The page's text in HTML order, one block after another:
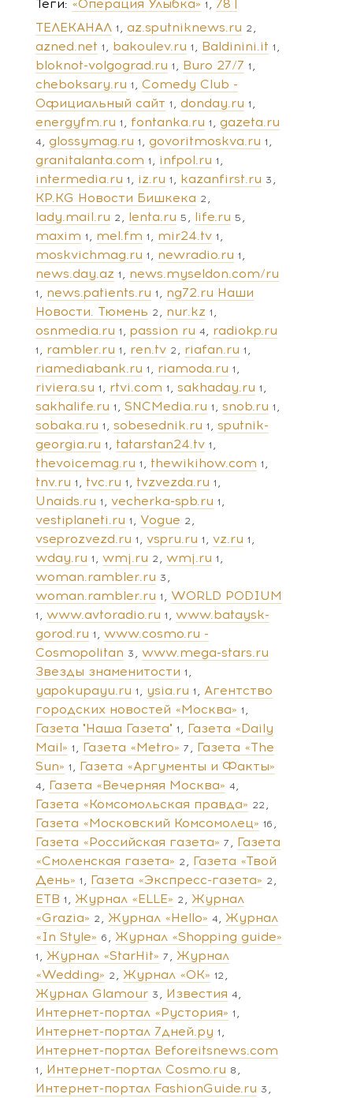
Теги «Операция Улыбка» 1
78 |
ТЕЛЕКАНАЛ 1 az.sputniknews.ru 2
azned.net 1 bakoulev.ru 1 Baldinini.it 1
bloknot-volgograd.ru 1 Buro 27/7 1
cheboksary.ru 1
Comedy Club -
Официальный сайт 1 donday.ru 1
energyfm.ru 1 fontanka.ru 1 gazeta.ru
4 glossymag.ru 1 govoritmoskva.ru 1
granitalanta.com 1 infpol.ru 1
intermedia.ru 1 iz.ru 1 kazanfirst.ru 3
KP.KG Новости Бишкека 2
lady.mail.ru 2 lenta.ru 5 life.ru 5
maxim 1 mel.fm 1 mir24.tv 1
moskvichmag.ru 1 newradio.ru 1
news.day.az 1 news.myseldon.com/ru
1 news.patients.ru 1
ng72.ru Наши
Новости. Тюмень 2 nur.kz 1
osnmedia.ru 1 passion ru 4 radiokp.ru
1 rambler.ru 1 ren.tv 2 riafan.ru 1
riamediabank.ru 1 riamoda.ru 1
riviera.su 1 rtvi.com 1 sakhaday.ru 1
sakhalife.ru 1 SNCMedia.ru 1 snob.ru 1
sobaka.ru 1 sobesednik.ru 1
sputnik-
georgia.ru 1 tatarstan24.tv 1
thevoicemag.ru 1 thewikihow.com 1
tnv.ru 1 tvc.ru 1 tvzvezda.ru 1
Unaids.ru 1 vecherka-spb.ru 1
vestiplaneti.ru 1 Vogue 2
vseprozvezd.ru 1 vspru.ru 1 vz.ru 1
wday.ru 1 wmj.ru 2 wmj.ru 1
woman.rambler.ru 3
woman.rambler.ru 1 WORLD PODIUM
1 www.avtoradio.ru 1
www.bataysk-
gorod.ru 1
www.cosmo.ru -
Cosmopolitan 3
www.mega-stars.ru
Звезды знаменитости 1
yapokupayu.ru 1 ysia.ru 1
Агентство
городских новостей «Москва» 1
Газета "Наша Газета" 1
Газета «Daily
Mail» 1 Газета «Metro» 7
Газета «The
Sun» 1 Газета «Аргументы и Факты»
4 Газета «Вечерняя Москва» 4
Газета «Комсомольская правда» 22
Газета «Московский Комсомолец» 16
Газета «Российская газета» 7
Газета
«Смоленская газета» 2
Газета «Твой
День» 1 Газета «Экспресс-газета» 2
ЕТВ 1 Журнал «ELLE» 2
Журнал
«Grazia» 2 Журнал «Hello» 4
Журнал
«In Style» 6 Журнал «Shopping guide»
1 Журнал «StarHit» 7
Журнал
«Wedding» 2 Журнал «ОК» 12
Журнал Glamour 3 Известия 4
Интернет-портал «Рустория» 1
Интернет-портал 7дней.ру 1
Интернет-портал Beforeitsnews.com
1 Интернет-портал Cosmo.ru 8
Интернет-портал FashionGuide.ru 3